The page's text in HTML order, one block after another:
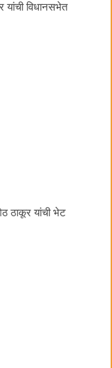
यांची विधानसभेत
ठाकूर यांची भेट